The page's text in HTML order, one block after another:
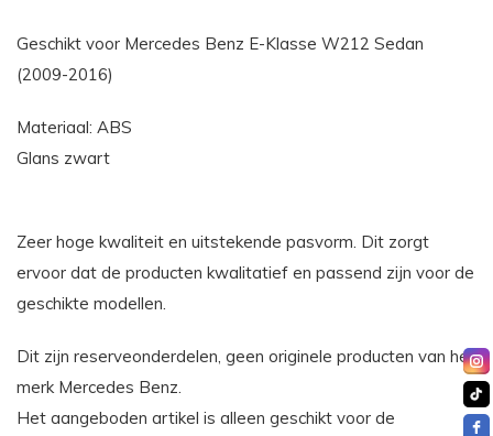
Geschikt voor Mercedes Benz E-Klasse W212 Sedan
(2009-2016)
Materiaal: ABS
Glans zwart
Zeer hoge kwaliteit en uitstekende pasvorm. Dit zorgt
ervoor dat de producten kwalitatief en passend zijn voor de
geschikte modellen.
Dit zijn reserveonderdelen, geen originele producten van het
merk Mercedes Benz.
Het aangeboden artikel is alleen geschikt voor de